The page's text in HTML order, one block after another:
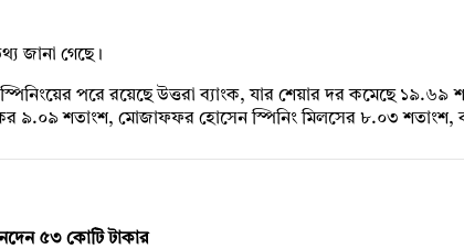
জানা গেছে।
পরে রয়েছে উত্তরা ব্যাংক, যার শেয়ার দর কমেছে ১৯.৬৯
৯.০৯ শতাংশ, মোজাফফর হোসেন স্পিনিং মিলসের ৮.০৩ শতাংশ,
৫৩ কোটি টাকার